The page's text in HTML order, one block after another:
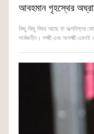
আবহমান গৃহস্থের
কিছু কিছু বিষয় আছে যা অল্পবিস্তর
সার্বজনীন। লক্ষ্মী এবং অলক্ষ্মী